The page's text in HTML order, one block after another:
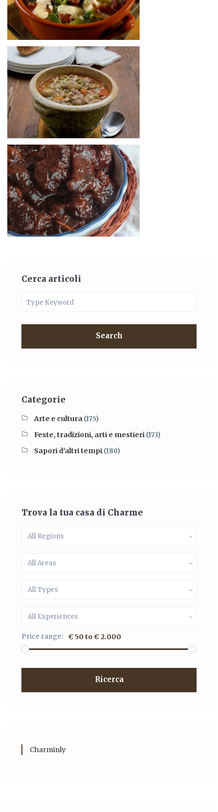
Cerca articoli
Search
Categorie
Arte e cultura (175)
Feste, tradizioni, arti e mestieri (173)
Sapori d'altri tempi (180)
Trova la tua casa di Charme
All Regions
All Areas
All Types
All Experiences
Price range: € 50 to € 2.000
Ricerca
Charminly